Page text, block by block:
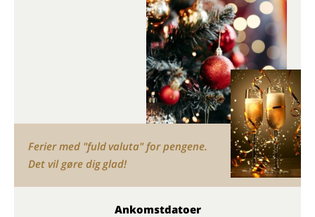
Ferier med "fuld valuta" for pengene.
Det vil gøre dig glad!
Ankomstdatoer